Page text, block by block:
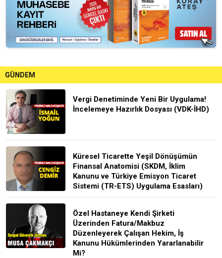
GÜNDEM
Vergi Denetiminde Yeni Bir Uygulama!
İncelemeye Hazırlık Dosyası (VDK-İHD)
Küresel Ticarette Yeşil Dönüşümün
Finansal Anatomisi (SKDM, İklim
Kanunu ve Türkiye Emisyon Ticaret
Sistemi (TR-ETS) Uygulama Esasları)
Özel Hastaneye Kendi Şirketi
Üzerinden Fatura/Makbuz
Düzenleyerek Çalışan Hekim, İş
Kanunu Hükümlerinden Yararlanabilir
Mi?